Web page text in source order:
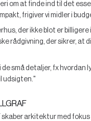
om at finde ind til det
frigiver vi midler i
der ikke blot er
rådgivning, der sikrer, at
små detaljer, fx hvordan
udsigten."
skaber arkitektur med